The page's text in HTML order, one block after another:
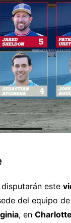
este
del equipo
, en